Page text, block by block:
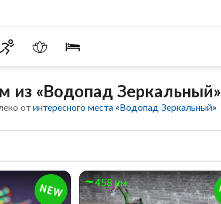
из «Водопад Зеркальный»
отинтересного места «Водопад Зеркальный»
458 км